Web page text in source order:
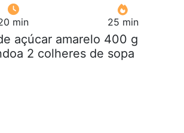
min 25 min
açúcar amarelo 400 g
2 colheres de sopa